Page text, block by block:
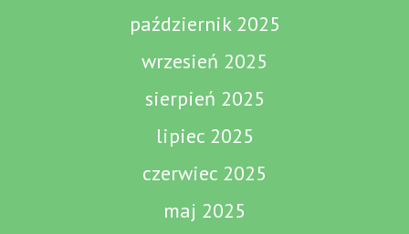
październik 2025
wrzesień 2025
sierpień 2025
lipiec 2025
czerwiec 2025
maj 2025